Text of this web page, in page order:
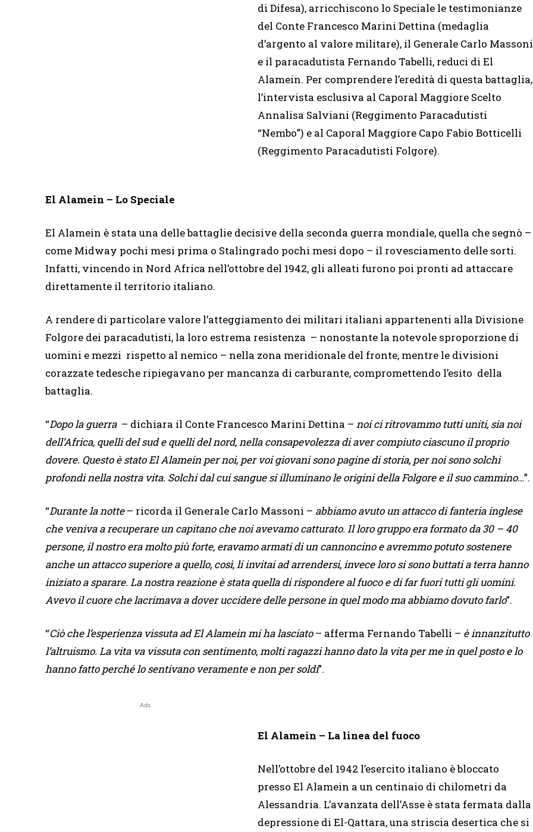
di Difesa), arricchiscono lo Speciale le testimonianze
del Conte Francesco Marini Dettina (medaglia
d’argento al valore militare), il Generale Carlo Massoni
e il paracadutista Fernando Tabelli, reduci di El
Alamein. Per comprendere l’eredità di questa battaglia,
l’intervista esclusiva al Caporal Maggiore Scelto
Annalisa Salviani (Reggimento Paracadutisti
“Nembo”) e al Caporal Maggiore Capo Fabio Botticelli
(Reggimento Paracadutisti Folgore).
El Alamein – Lo Speciale
El Alamein è stata una delle battaglie decisive della seconda guerra mondiale, quella che segnò –
come Midway pochi mesi prima o Stalingrado pochi mesi dopo – il rovesciamento delle sorti.
Infatti, vincendo in Nord Africa nell’ottobre del 1942, gli alleati furono poi pronti ad attaccare
direttamente il territorio italiano.
A rendere di particolare valore l’atteggiamento dei militari italiani appartenenti alla Divisione
Folgore dei paracadutisti, la loro estrema resistenza – nonostante la notevole sproporzione di
uomini e mezzi rispetto al nemico – nella zona meridionale del fronte, mentre le divisioni
corazzate tedesche ripiegavano per mancanza di carburante, compromettendo l’esito della
battaglia.
“Dopo la guerra– dichiara il Conte Francesco Marini Dettina – noi ci ritrovammo tutti uniti, sia noi
dell’Africa, quelli del sud e quelli del nord, nella consapevolezza di aver compiuto ciascuno il proprio
dovere. Questo è stato El Alamein per noi, per voi giovani sono pagine di storia, per noi sono solchi
profondi nella nostra vita. Solchi dal cui sangue si illuminano le origini della Folgore e il suo cammino…”.
“Durante la notte– ricorda il Generale Carlo Massoni – abbiamo avuto un attacco di fanteria inglese
che veniva a recuperare un capitano che noi avevamo catturato. Il loro gruppo era formato da 30 – 40
persone, il nostro era molto più forte, eravamo armati di un cannoncino e avremmo potuto sostenere
anche un attacco superiore a quello, così, li invitai ad arrendersi, invece loro si sono buttati a terra hanno
iniziato a sparare. La nostra reazione è stata quella di rispondere al fuoco e di far fuori tutti gli uomini.
Avevo il cuore che lacrimava a dover uccidere delle persone in quel modo ma abbiamo dovuto farlo”.
“Ciò che l’esperienza vissuta ad El Alamein mi ha lasciato– afferma Fernando Tabelli – è innanzitutto
l’altruismo. La vita va vissuta con sentimento, molti ragazzi hanno dato la vita per me in quel posto e lo
hanno fatto perché lo sentivano veramente e non per soldi”.
Ads
El Alamein – La linea del fuoco
Nell’ottobre del 1942 l’esercito italiano è bloccato
presso El Alamein a un centinaio di chilometri da
Alessandria. L’avanzata dell’Asse è stata fermata dalla
depressione di El-Qattara, una striscia desertica che si